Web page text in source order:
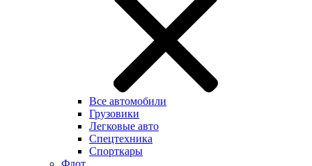
Все автомобили
Грузовики
Легковые авто
Спецтехника
Спорткары
Флот